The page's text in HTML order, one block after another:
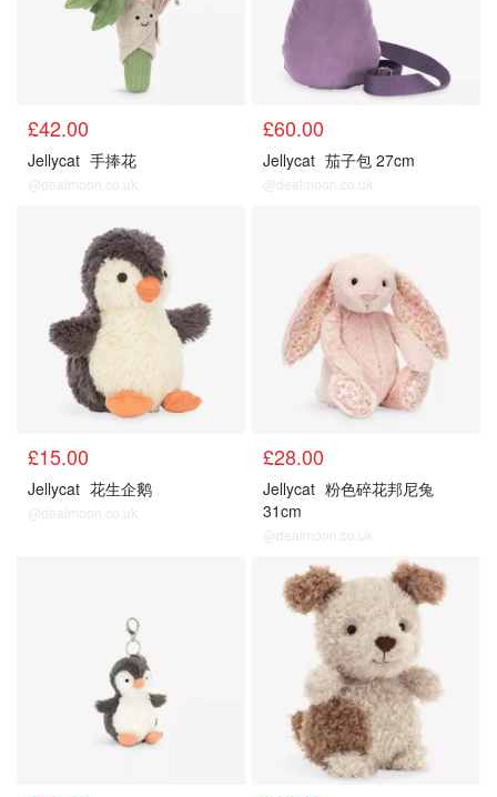
£42.00
Jellycat 手捧花
@dealmoon.co.uk
£60.00
Jellycat 茄子包 27cm
@dealmoon.co.uk
£15.00
Jellycat 花生企鹅
@dealmoon.co.uk
£28.00
Jellycat 粉色碎花邦尼兔
31cm
@dealmoon.co.uk